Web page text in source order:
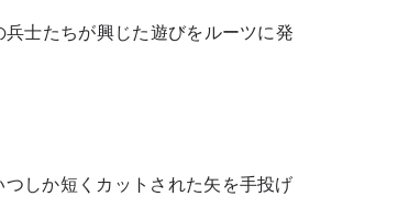
士たちが興じた遊びをルーツに発
しか短くカットされた矢を手投げ